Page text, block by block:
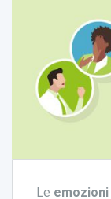
Le emozioni